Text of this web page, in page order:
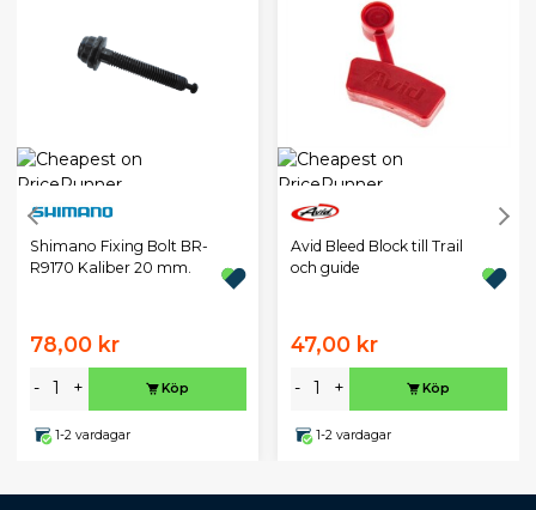
Shimano Fixing Bolt BR-
R9170 Kaliber 20 mm.
78,00 kr
- + Köp
1-2 vardagar
Avid Bleed Block till Trail
och guide
47,00 kr
- + Köp
1-2 vardagar